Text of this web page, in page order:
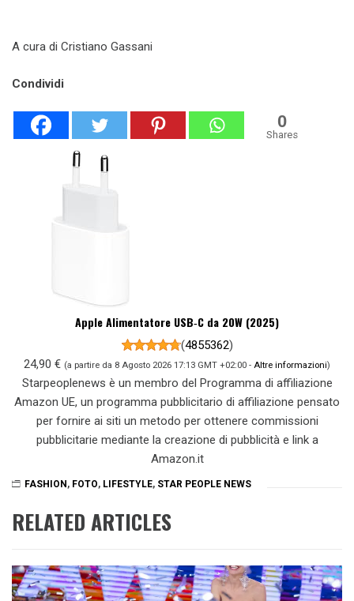
A cura di Cristiano Gassani
Condividi
0
Shares
Apple Alimentatore USB‑C da 20W (2025)
(4855362)
24,90 € (a partire da 8 Agosto 2026 17:13 GMT +02:00 - Altre informazioni)
Starpeoplenews è un membro del Programma di affiliazione
Amazon UE, un programma pubblicitario di affiliazione pensato
per fornire ai siti un metodo per ottenere commissioni
pubblicitarie mediante la creazione di pubblicità e link a
Amazon.it
FASHION, FOTO, LIFESTYLE, STAR PEOPLE NEWS
RELATED ARTICLES